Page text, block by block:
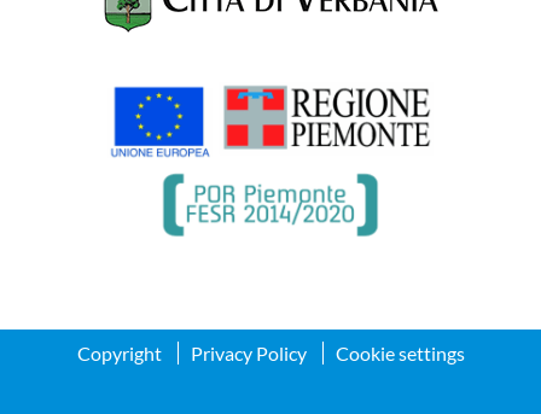
Copyright Privacy Policy Cookie settings